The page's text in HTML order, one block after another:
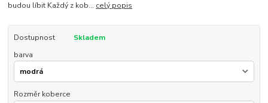
budou líbit Každý z kob... celý popis
Dostupnost
Skladem
barva
Rozměr koberce